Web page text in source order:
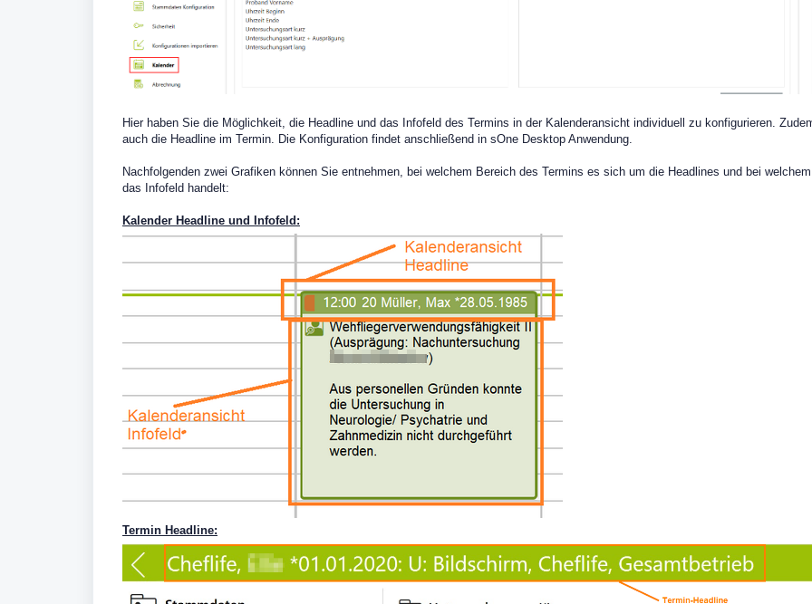
Hier haben Sie die Möglichkeit, die Headline und das Infofeld des Termins in der Kalenderansicht individuell zu konfigurieren.
auch die Headline im Termin. Die Konfiguration findet anschließend in sOne Desktop Anwendung.
Nachfolgenden zwei Grafiken können Sie entnehmen, bei welchem Bereich des Termins es sich um die Headlines und bei
das Infofeld handelt:
Kalender Headline und Infofeld:
Termin Headline: